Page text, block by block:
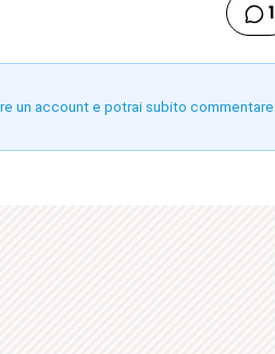
1
un account e potrai subito commentare.